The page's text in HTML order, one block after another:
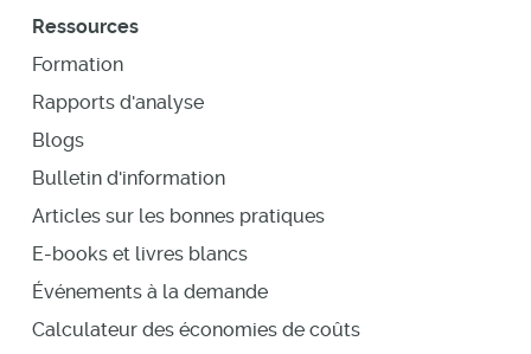
Ressources
Formation
Rapports d'analyse
Blogs
Bulletin d'information
Articles sur les bonnes pratiques
E-books et livres blancs
Événements à la demande
Calculateur des économies de coûts